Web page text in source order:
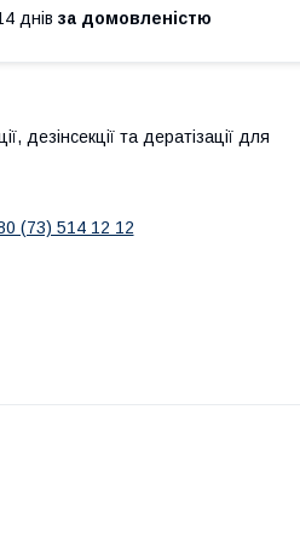
днів за домовленістю
та дератізації для
(73) 514 12 12